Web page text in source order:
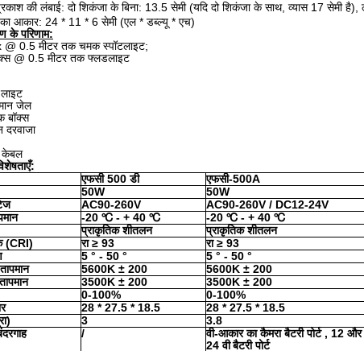
की लंबाई: दो शिकंजा के बिना: 13.5 सेमी (यदि दो शिकंजा के साथ, व्यास 17 सेमी है),
का आकार: 24 * 11 * 6 सेमी (एल * डब्ल्यू * एच)
के परिणाम:
0.5 मीटर तक चमक स्पॉटलाइट;
@ 0.5 मीटर तक फ्लडलाइट
जेल
बॉक्स
दरवाजा
केबल
एफसी 500 डी एफसी-500A
50W 50W
AC90-260V AC90-260V / DC12-24V
-20 ℃ - + 40 ℃ -20 ℃ - + 40 ℃
प्राकृतिक शीतलन प्राकृतिक शीतलन
(CRI) रा ≥ 93 रा ≥ 93
5 ° - 50 ° 5 ° - 50 °
5600K ± 200 5600K ± 200
3500K ± 200 3500K ± 200
0-100% 0-100%
28 * 27.5 * 18.5 28 * 27.5 * 18.5
3 3.8
/ वी-आकार का कैमरा बैटरी पोर्ट , 12 और
24 वीबैटरी पोर्ट